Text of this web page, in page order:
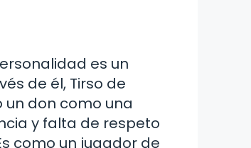
es un
de él, Tirso de
don como una
y falta de respeto
como un jugador de